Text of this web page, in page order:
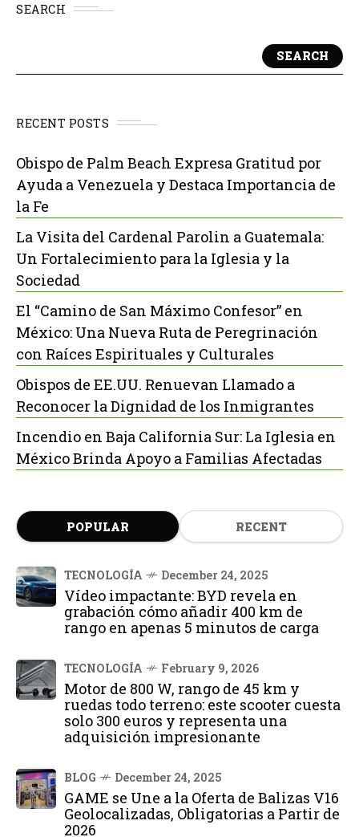
SEARCH
SEARCH
RECENT POSTS
Obispo de Palm Beach Expresa Gratitud por
Ayuda a Venezuela y Destaca Importancia de
la Fe
La Visita del Cardenal Parolin a Guatemala:
Un Fortalecimiento para la Iglesia y la
Sociedad
El “Camino de San Máximo Confesor” en
México: Una Nueva Ruta de Peregrinación
con Raíces Espirituales y Culturales
Obispos de EE.UU. Renuevan Llamado a
Reconocer la Dignidad de los Inmigrantes
Incendio en Baja California Sur: La Iglesia en
México Brinda Apoyo a Familias Afectadas
POPULAR RECENT
TECNOLOGÍA December 24, 2025
Vídeo impactante: BYD revela en
grabación cómo añadir 400 km de
rango en apenas 5 minutos de carga
TECNOLOGÍA February 9, 2026
Motor de 800 W, rango de 45 km y
ruedas todo terreno: este scooter cuesta
solo 300 euros y representa una
adquisición impresionante
BLOG December 24, 2025
GAME se Une a la Oferta de Balizas V16
Geolocalizadas, Obligatorias a Partir de
2026